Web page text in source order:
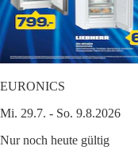
EURONICS
Mi. 29.7. - So. 9.8.2026
Nur noch heute gültig